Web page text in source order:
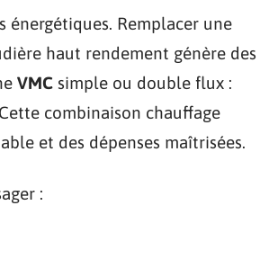
énergétiques. Remplacer une
haut rendement génère des
VMC simple ou double flux :
combinaison chauffage
et des dépenses maîtrisées.
: